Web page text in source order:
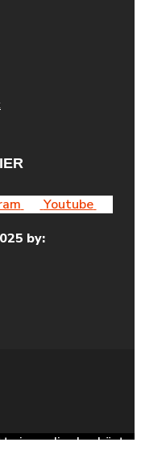
Youtube
by:
vi ger dig den bästa